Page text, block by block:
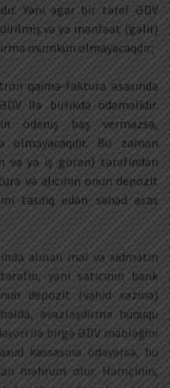
Yəni əgər bir tərəf ƏDV
və ya mənfəət (gəlir)
mümkün olmayacaqdır;
qaimə-faktura əsasında
ilə birlikdə ödəməlidir.
ödəniş baş verməzsə,
olmayacaqdır. Bu zaman
və ya iş görən) tərəfindən
və alıcının onun depozit
təsdiq edən sənəd əsas
alınan mal və xidmətin
yəni satıcının bank
depozit (vahid xəzinə)
əvəzləşdirmə hüququ
ilə birgə ƏDV məbləğini
kassasına ödəyərsə, bu
məhrum olur. Həmçinin,